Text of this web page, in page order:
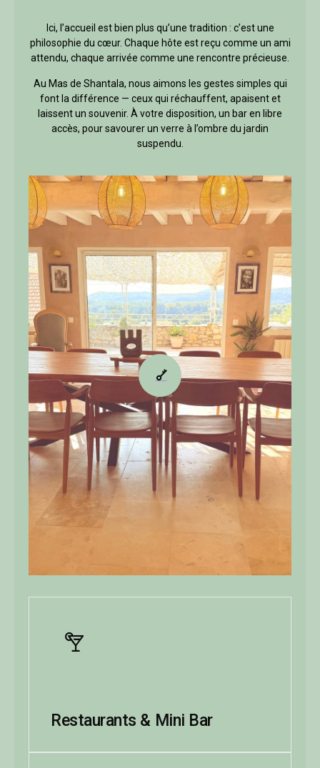
Ici, l’accueil est bien plus qu’une tradition : c’est une
philosophie du cœur. Chaque hôte est reçu comme un ami
attendu, chaque arrivée comme une rencontre précieuse.
Au Mas de Shantala, nous aimons les gestes simples qui
font la différence — ceux qui réchauffent, apaisent et
laissent un souvenir. À votre disposition, un bar en libre
accès, pour savourer un verre à l’ombre du jardin
suspendu.
Restaurants & Mini Bar